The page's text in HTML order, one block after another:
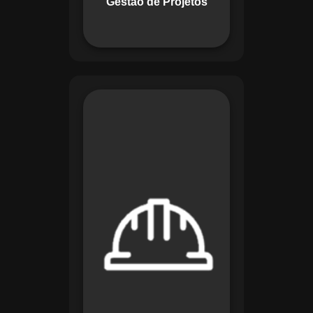
com eficiência.
Maestro organiza
registros de exames
e treinamentos,
automatiza alertas e
disponibiliza